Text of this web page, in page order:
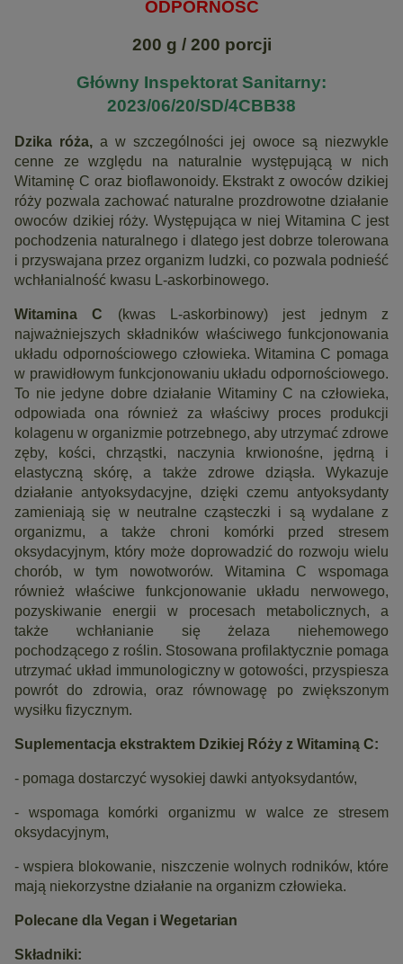
ODPORNOŚĆ
200 g / 200 porcji
Główny Inspektorat Sanitarny:
2023/06/20/SD/4CBB38
Dzika róża, a w szczególności jej owoce są niezwykle
cenne ze względu na naturalnie występującą w nich
Witaminę C oraz bioflawonoidy. Ekstrakt z owoców dzikiej
róży pozwala zachować naturalne prozdrowotne działanie
owoców dzikiej róży. Występująca w niej Witamina C jest
pochodzenia naturalnego i dlatego jest dobrze tolerowana
i przyswajana przez organizm ludzki, co pozwala podnieść
wchłanialność kwasu L-askorbinowego.
Witamina C (kwas L-askorbinowy) jest jednym z
najważniejszych składników właściwego funkcjonowania
układu odpornościowego człowieka. Witamina C pomaga
w prawidłowym funkcjonowaniu układu odpornościowego.
To nie jedyne dobre działanie Witaminy C na człowieka,
odpowiada ona również za właściwy proces produkcji
kolagenu w organizmie potrzebnego, aby utrzymać zdrowe
zęby, kości, chrząstki, naczynia krwionośne, jędrną i
elastyczną skórę, a także zdrowe dziąsła. Wykazuje
działanie antyoksydacyjne, dzięki czemu antyoksydanty
zamieniają się w neutralne cząsteczki i są wydalane z
organizmu, a także chroni komórki przed stresem
oksydacyjnym, który może doprowadzić do rozwoju wielu
chorób, w tym nowotworów. Witamina C wspomaga
również właściwe funkcjonowanie układu nerwowego,
pozyskiwanie energii w procesach metabolicznych, a
także wchłanianie się żelaza niehemowego
pochodzącego z roślin. Stosowana profilaktycznie pomaga
utrzymać układ immunologiczny w gotowości, przyspiesza
powrót do zdrowia, oraz równowagę po zwiększonym
wysiłku fizycznym.
Suplementacja ekstraktem Dzikiej Róży z Witaminą C:
- pomaga dostarczyć wysokiej dawki antyoksydantów,
- wspomaga komórki organizmu w walce ze stresem
oksydacyjnym,
- wspiera blokowanie, niszczenie wolnych rodników, które
mają niekorzystne działanie na organizm człowieka.
Polecane dla Vegan i Wegetarian
Składniki: